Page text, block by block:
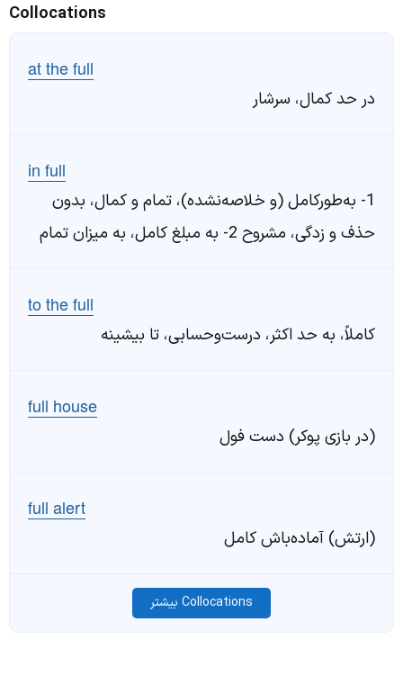
Collocations
at the full
در حد کمال، سرشار
in full
1- به‌طورکامل (و خلاصه‌نشده)، تمام و کمال، بدون
حذف و زدگی، مشروح 2- به مبلغ کامل، به میزان تمام
to the full
کاملاً، به حد اکثر، درست‌وحسابی، تا بیشینه
full house
(در بازی پوکر) دست فول
full alert
(ارتش) آماده‌باش کامل
Collocations بیشتر